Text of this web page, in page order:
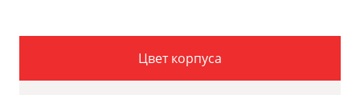
Цвет корпуса